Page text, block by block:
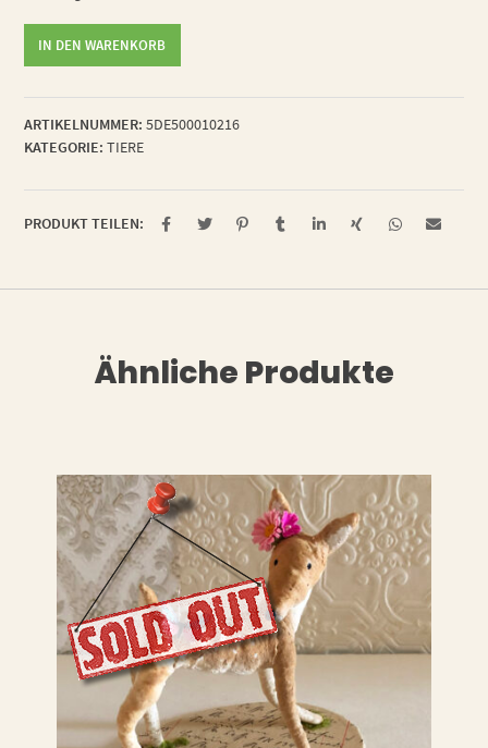
IN DEN WARENKORB
ARTIKELNUMMER: 5DE500010216
KATEGORIE: TIERE
PRODUKT TEILEN:
Ähnliche Produkte